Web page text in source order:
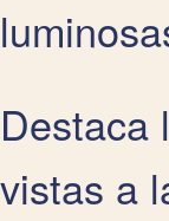
Destaca
vistas a